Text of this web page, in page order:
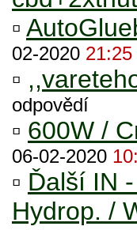
▫
02-2020 21:25
▫
odpovědí
▫ 600W /
06-02-2020
▫ Ďalší IN
Hydrop. /